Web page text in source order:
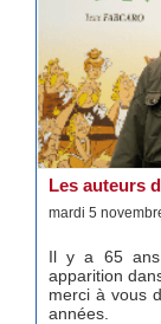
Les auteurs
mardi 5
Il y a 65
apparition
merci à vous
années.